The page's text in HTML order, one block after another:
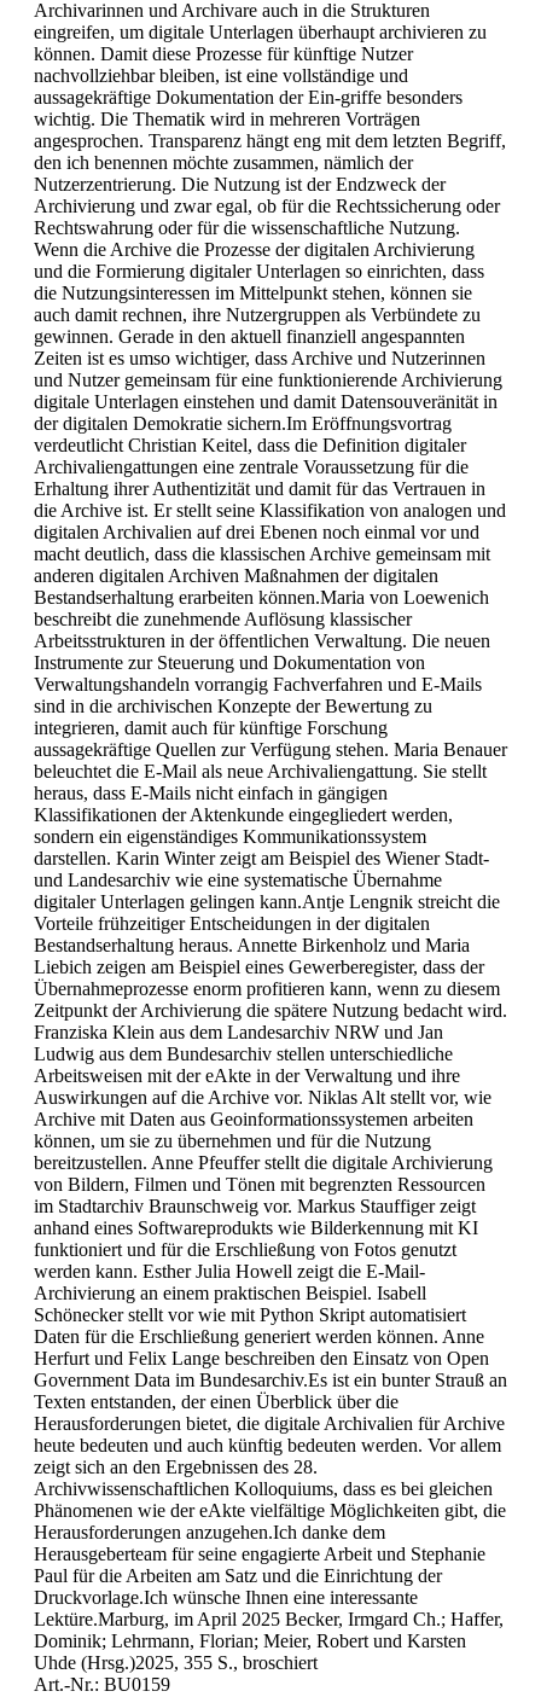
Archivarinnen und Archivare auch in die Strukturen
eingreifen, um digitale Unterlagen überhaupt archivieren zu
können. Damit diese Prozesse für künftige Nutzer
nachvollziehbar bleiben, ist eine vollständige und
aussagekräftige Dokumentation der Ein-griffe besonders
wichtig. Die Thematik wird in mehreren Vorträgen
angesprochen. Transparenz hängt eng mit dem letzten Begriff,
den ich benennen möchte zusammen, nämlich der
Nutzerzentrierung. Die Nutzung ist der Endzweck der
Archivierung und zwar egal, ob für die Rechtssicherung oder
Rechtswahrung oder für die wissenschaftliche Nutzung.
Wenn die Archive die Prozesse der digitalen Archivierung
und die Formierung digitaler Unterlagen so einrichten, dass
die Nutzungsinteressen im Mittelpunkt stehen, können sie
auch damit rechnen, ihre Nutzergruppen als Verbündete zu
gewinnen. Gerade in den aktuell finanziell angespannten
Zeiten ist es umso wichtiger, dass Archive und Nutzerinnen
und Nutzer gemeinsam für eine funktionierende Archivierung
digitale Unterlagen einstehen und damit Datensouveränität in
der digitalen Demokratie sichern.Im Eröffnungsvortrag
verdeutlicht Christian Keitel, dass die Definition digitaler
Archivaliengattungen eine zentrale Voraussetzung für die
Erhaltung ihrer Authentizität und damit für das Vertrauen in
die Archive ist. Er stellt seine Klassifikation von analogen und
digitalen Archivalien auf drei Ebenen noch einmal vor und
macht deutlich, dass die klassischen Archive gemeinsam mit
anderen digitalen Archiven Maßnahmen der digitalen
Bestandserhaltung erarbeiten können.Maria von Loewenich
beschreibt die zunehmende Auflösung klassischer
Arbeitsstrukturen in der öffentlichen Verwaltung. Die neuen
Instrumente zur Steuerung und Dokumentation von
Verwaltungshandeln vorrangig Fachverfahren und E-Mails
sind in die archivischen Konzepte der Bewertung zu
integrieren, damit auch für künftige Forschung
aussagekräftige Quellen zur Verfügung stehen. Maria Benauer
beleuchtet die E-Mail als neue Archivaliengattung. Sie stellt
heraus, dass E-Mails nicht einfach in gängigen
Klassifikationen der Aktenkunde eingegliedert werden,
sondern ein eigenständiges Kommunikationssystem
darstellen. Karin Winter zeigt am Beispiel des Wiener Stadt-
und Landesarchiv wie eine systematische Übernahme
digitaler Unterlagen gelingen kann.Antje Lengnik streicht die
Vorteile frühzeitiger Entscheidungen in der digitalen
Bestandserhaltung heraus. Annette Birkenholz und Maria
Liebich zeigen am Beispiel eines Gewerberegister, dass der
Übernahmeprozesse enorm profitieren kann, wenn zu diesem
Zeitpunkt der Archivierung die spätere Nutzung bedacht wird.
Franziska Klein aus dem Landesarchiv NRW und Jan
Ludwig aus dem Bundesarchiv stellen unterschiedliche
Arbeitsweisen mit der eAkte in der Verwaltung und ihre
Auswirkungen auf die Archive vor. Niklas Alt stellt vor, wie
Archive mit Daten aus Geoinformationssystemen arbeiten
können, um sie zu übernehmen und für die Nutzung
bereitzustellen. Anne Pfeuffer stellt die digitale Archivierung
von Bildern, Filmen und Tönen mit begrenzten Ressourcen
im Stadtarchiv Braunschweig vor. Markus Stauffiger zeigt
anhand eines Softwareprodukts wie Bilderkennung mit KI
funktioniert und für die Erschließung von Fotos genutzt
werden kann. Esther Julia Howell zeigt die E-Mail-
Archivierung an einem praktischen Beispiel. Isabell
Schönecker stellt vor wie mit Python Skript automatisiert
Daten für die Erschließung generiert werden können. Anne
Herfurt und Felix Lange beschreiben den Einsatz von Open
Government Data im Bundesarchiv.Es ist ein bunter Strauß an
Texten entstanden, der einen Überblick über die
Herausforderungen bietet, die digitale Archivalien für Archive
heute bedeuten und auch künftig bedeuten werden. Vor allem
zeigt sich an den Ergebnissen des 28.
Archivwissenschaftlichen Kolloquiums, dass es bei gleichen
Phänomenen wie der eAkte vielfältige Möglichkeiten gibt, die
Herausforderungen anzugehen.Ich danke dem
Herausgeberteam für seine engagierte Arbeit und Stephanie
Paul für die Arbeiten am Satz und die Einrichtung der
Druckvorlage.Ich wünsche Ihnen eine interessante
Lektüre.Marburg, im April 2025 Becker, Irmgard Ch.; Haffer,
Dominik; Lehrmann, Florian; Meier, Robert und Karsten
Uhde (Hrsg.)2025, 355 S., broschiert
Art.-Nr.: BU0159